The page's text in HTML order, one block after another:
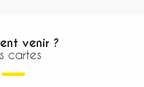
venir ?
cartes